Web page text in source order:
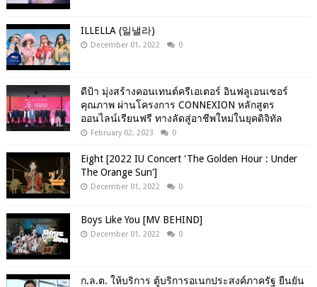
ILLELLA (일낼라)
December 01, 2022 0
ดีป้า มุ่งสร้างคอนเทนต์ครีเอเตอร์ อินฟลูเอนเซอร์
คุณภาพ ผ่านโครงการ CONNEXION หลักสูตร
ออนไลน์เรียนฟรี ทางลัดสู่อาชีพใหม่ในยุคดิจิทัล
February 02, 2023 0
Eight [2022 IU Concert 'The Golden Hour : Under
The Orange Sun']
December 01, 2022 0
Boys Like You [MV BEHIND]
December 01, 2022 0
ก.ล.ต. ให้บริการ ตู้บริการอเนกประสงค์ภาครัฐ ยืนยัน